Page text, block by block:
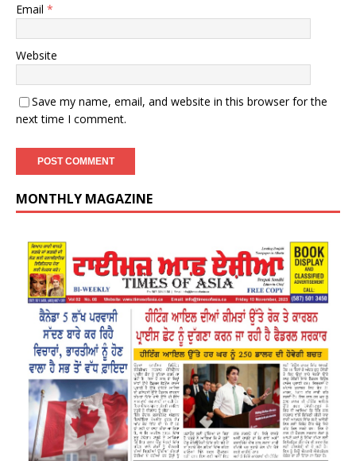
Email *
Website
Save my name, email, and website in this browser for the
next time I comment.
MONTHLY MAGAZINE